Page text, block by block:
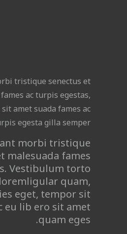
tristique senectus et
ac turpis egestas,
amet suada fames ac
egesta gilla semper.
morbi tristique
malesuada fames
Vestibulum torto
quam,
eget, tempor sit
eu lib ero sit amet
quam eges.